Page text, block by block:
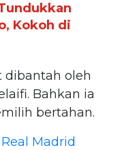
Kokoh di
dibantah oleh
Bahkan ia
bertahan.
Real Madrid